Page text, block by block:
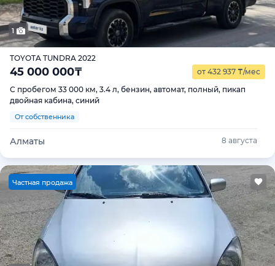
1
TOYOTA TUNDRA 2022
45 000 000₸ от 432 937 ₸/мес
С пробегом 33 000 км, 3.4 л, бензин, автомат, полный, пикап
двойная кабина, синий
От собственника
Алматы 8 августа
Частная продажа